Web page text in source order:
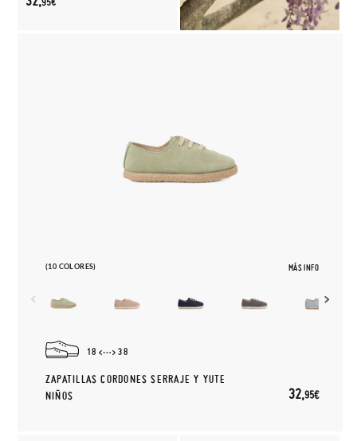
(10 COLORES) MÁS INFO
18 38
ZAPATILLAS CORDONES SERRAJE Y YUTE
NIÑOS
32,95€